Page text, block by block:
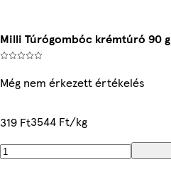
Milli Túrógombóc krémtúró 90 g
Még nem érkezett értékelés
319 Ft3544 Ft/kg